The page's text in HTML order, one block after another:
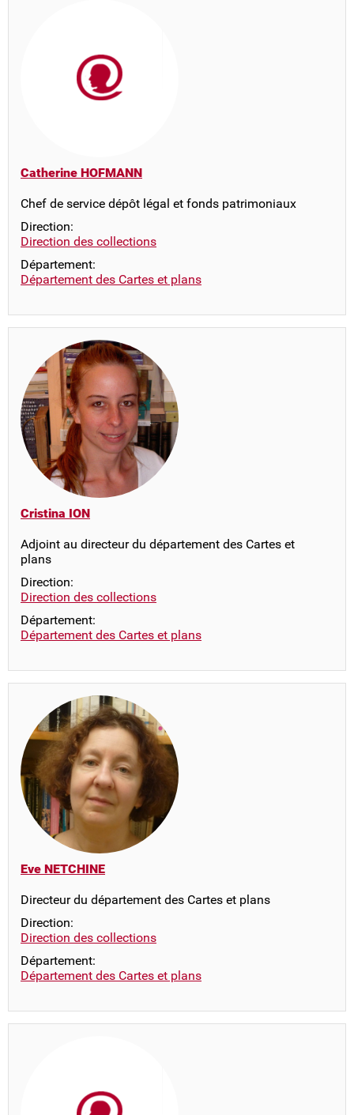
Catherine HOFMANN
Chef de service dépôt légal et fonds patrimoniaux
Direction:
Direction des collections
Département:
Département des Cartes et plans
Cristina ION
Adjoint au directeur du département des Cartes et
plans
Direction:
Direction des collections
Département:
Département des Cartes et plans
Eve NETCHINE
Directeur du département des Cartes et plans
Direction:
Direction des collections
Département:
Département des Cartes et plans